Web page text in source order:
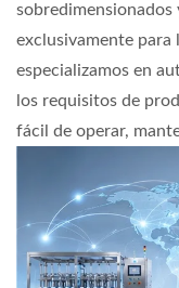
sobredimensionados
exclusivamente para
especializamos en
los requisitos de
fácil de operar,